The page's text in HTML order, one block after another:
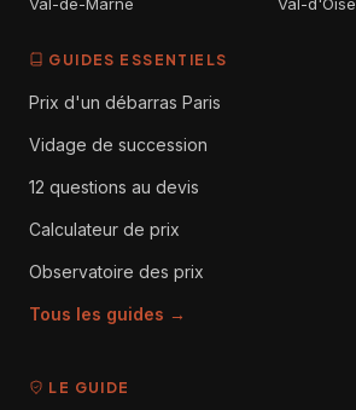
GUIDES ESSENTIELS
Prix d'un débarras Paris
Vidage de succession
12 questions au devis
Calculateur de prix
Observatoire des prix
Tous les guides →
LE GUIDE